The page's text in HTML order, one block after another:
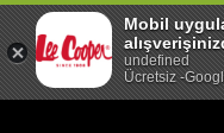
Mobil
undefined
Ücretsiz -